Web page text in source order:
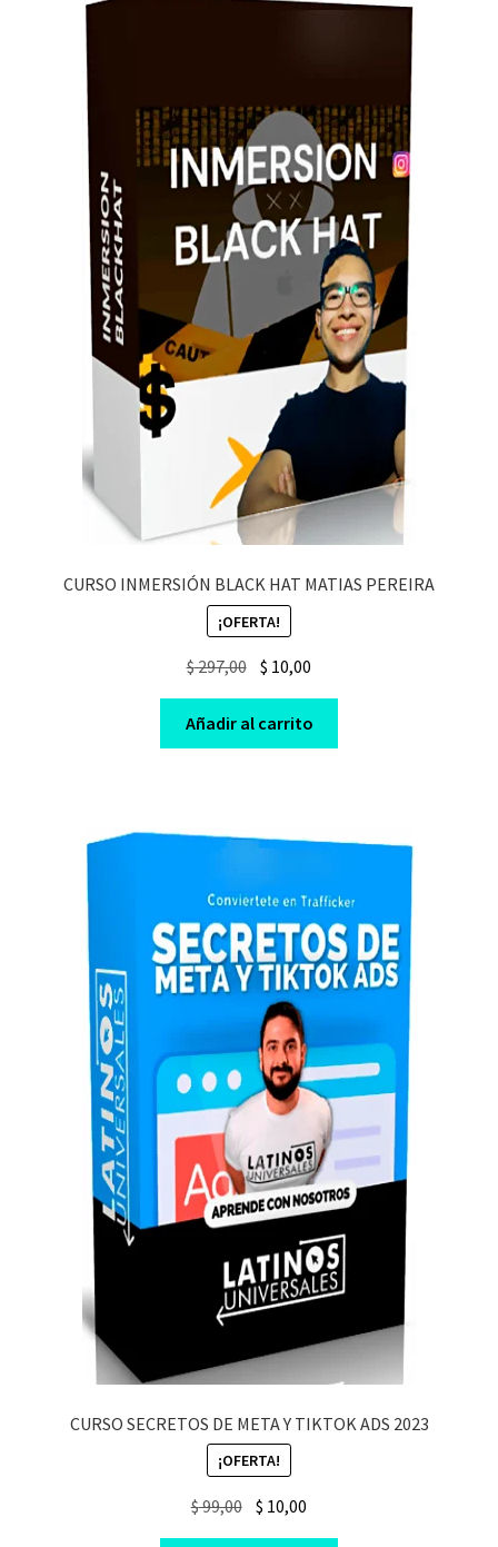
CURSO INMERSIÓN BLACK HAT MATIAS PEREIRA
¡OFERTA!
$297,00 Original
price
was:
$ 297,00.
$ 10,00
price
is:
$ 10,00.
Añadir al carrito
CURSO SECRETOS DE META Y TIKTOK ADS 2023
¡OFERTA!
$99,00 Original
$ 10,00